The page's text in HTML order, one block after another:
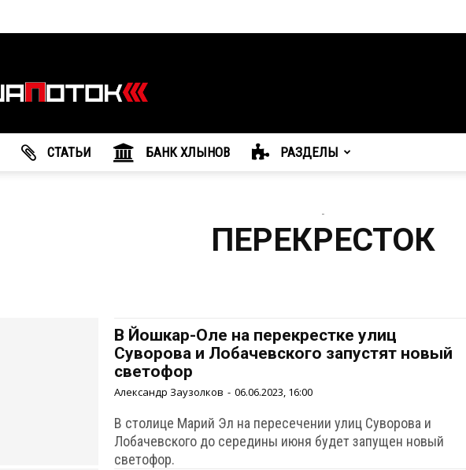
агентство
"МедиаПоток"
CТАТЬИ БАНК ХЛЫНОВ РАЗДЕЛЫ
-
ПЕРЕКРЕСТОК
В Йошкар-Оле на перекрестке улиц
Суворова и Лобачевского запустят новый
светофор
Александр Заузолков - 06.06.2023, 16:00
В столице Марий Эл на пересечении улиц Суворова и
Лобачевского до середины июня будет запущен новый
светофор.